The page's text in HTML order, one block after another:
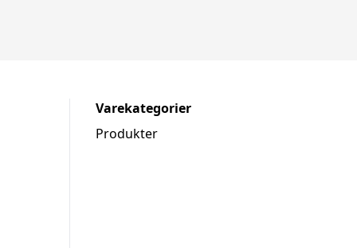
Varekategorier
Produkter